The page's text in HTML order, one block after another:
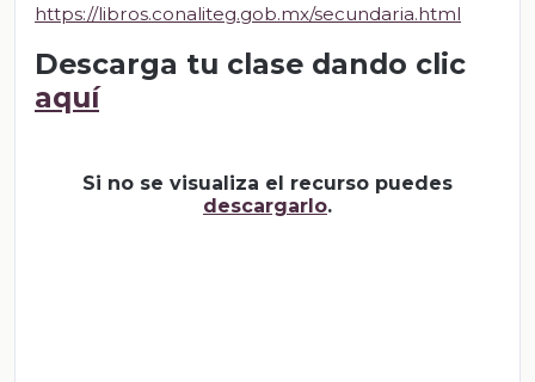
https://libros.conaliteg.gob.mx/secundaria.html
Descarga tu clase dando clic
aquí
Si no se visualiza el recurso puedes
descargarlo.